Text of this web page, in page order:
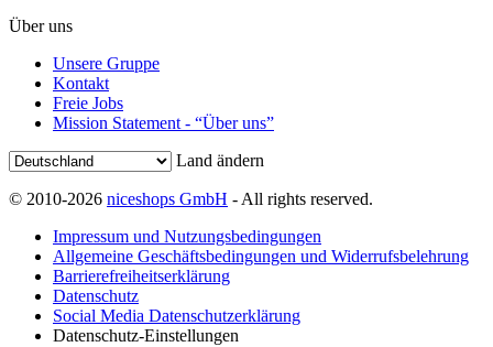
Über uns
Unsere Gruppe
Kontakt
Freie Jobs
Mission Statement - “Über uns”
Land ändern
© 2010-2026 niceshops GmbH - All rights reserved.
Impressum und Nutzungsbedingungen
Allgemeine Geschäftsbedingungen und Widerrufsbelehrung
Barrierefreiheitserklärung
Datenschutz
Social Media Datenschutzerklärung
Datenschutz-Einstellungen